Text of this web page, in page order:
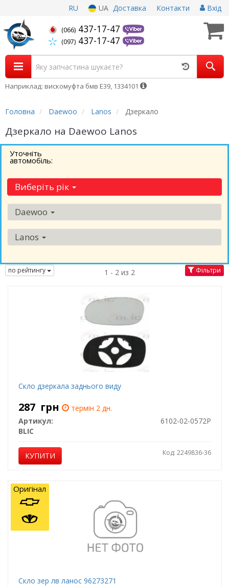
RU UA Доставка Контакти Вхід
(066) 437-17-47
(097) 437-17-47
Наприклад: вискомуфта бмв Е39, 1334101
Головна Daewoo Lanos Дзеркало
Дзеркало на Daewoo Lanos
Уточніть
автомобіль:
Виберіть рік
Daewoo
Lanos
по рейтингу 1 - 2 из 2 Фільтри
Скло дзеркала заднього виду
287 грн
термін 2 дн.
Артикул:
6102-02-0572P
BLIC
КУПИТИ Код: 2249836-36
Скло зер лв ланос 96273271
Оригінал